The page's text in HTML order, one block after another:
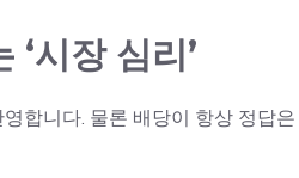
시장 심리’
합니다. 물론 배당이 항상 정답